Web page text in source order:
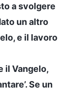
a svolgere
un altro
e il lavoro
il Vangelo,
Se un